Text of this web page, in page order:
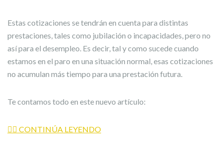
Estas cotizaciones se tendrán en cuenta para distintas
prestaciones, tales como jubilación o incapacidades, pero no
así para el desempleo. Es decir, tal y como sucede cuando
estamos en el paro en una situación normal, esas cotizaciones
no acumulan más tiempo para una prestación futura.
Te contamos todo en este nuevo artículo:
👉🏼 CONTINÚA LEYENDO